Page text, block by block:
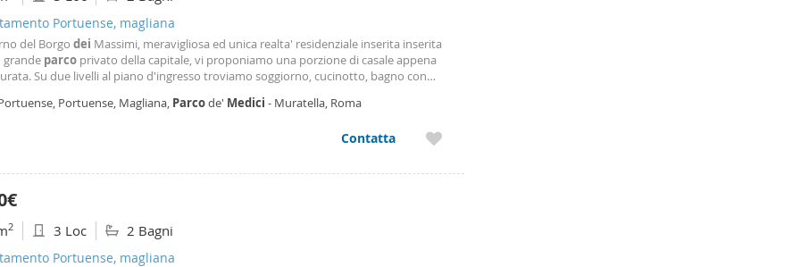
Portuense, magliana
del Borgo dei Massimi, meravigliosa ed unica realta' residenziale inserita inserita
grande parco privato della capitale, vi proponiamo una porzione di casale appena
Su due livelli al piano d'ingresso troviamo soggiorno, cucinotto, bagno con
con bagno interno ePortuense, Magliana, Parcode' Medici - Muratella, Roma
Contatta
2 3 Loc 2 Bagni
Portuense, magliana